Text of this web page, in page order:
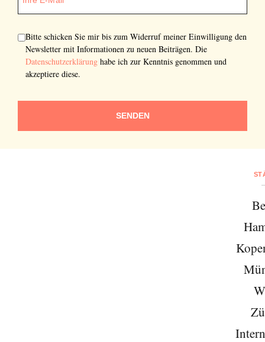
Bitte schicken Sie mir bis zum Widerruf meiner Einwilligung den
Newsletter mit Informationen zu neuen Beiträgen. Die
Datenschutzerklärung habe ich zur Kenntnis genommen und
akzeptiere diese.
SENDEN